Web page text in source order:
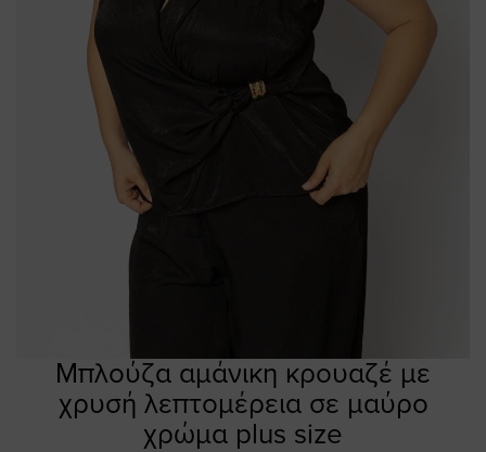
Μπλούζα αμάνικη κρουαζέ με
χρυσή λεπτομέρεια σε μαύρο
χρώμα plus size